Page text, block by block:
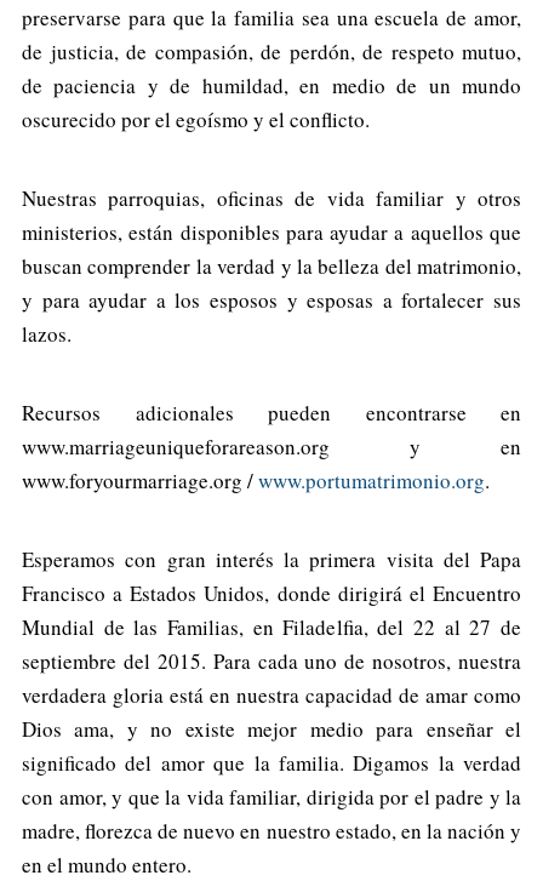
preservarse para que la familia sea una escuela de amor,
de justicia, de compasión, de perdón, de respeto mutuo,
de paciencia y de humildad, en medio de un mundo
oscurecido por el egoísmo y el conflicto.
Nuestras parroquias, oficinas de vida familiar y otros
ministerios, están disponibles para ayudar a aquellos que
buscan comprender la verdad y la belleza del matrimonio,
y para ayudar a los esposos y esposas a fortalecer sus
lazos.
Recursos adicionales pueden encontrarse en
www.marriageuniqueforareason.org y en
www.foryourmarriage.org /www.portumatrimonio.org.
Esperamos con gran interés la primera visita del Papa
Francisco a Estados Unidos, donde dirigirá el Encuentro
Mundial de las Familias, en Filadelfia, del 22 al 27 de
septiembre del 2015. Para cada uno de nosotros, nuestra
verdadera gloria está en nuestra capacidad de amar como
Dios ama, y no existe mejor medio para enseñar el
significado del amor que la familia. Digamos la verdad
con amor, y que la vida familiar, dirigida por el padre y la
madre, florezca de nuevo en nuestro estado, en la nación y
en el mundo entero.